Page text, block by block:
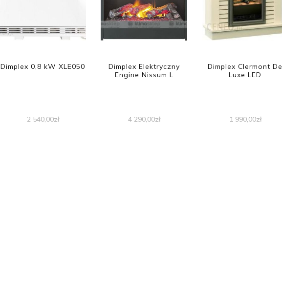
Dimplex 0,8 kW XLE050
2 540,00zł
Dimplex Elektryczny
Engine Nissum L
4 290,00zł
Dimplex Clermont De
Luxe LED
1 990,00zł